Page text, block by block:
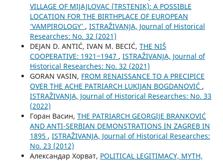
VILLAGE OF MIJAJLOVAC (TRSTENIK): A POSSIBLE
LOCATION FOR THE BIRTHPLACE OF EUROPEAN
‘VAMPIROLOGY’ , ISTRAŽIVANJA, Јournal of Historical
Researches: No. 32 (2021)
DEJAN D. ANTIĆ, IVAN M. BECIĆ, THE NIŠ
COOPERATIVE: 1921‒1947 , ISTRAŽIVANJA, Јournal of
Historical Researches: No. 32 (2021)
GORAN VASIN, FROM RENAISSANCE TO A PRECIPICE
OVER THE ACHE PATRIARCH LUKIJAN BOGDANOVIĆ ,
ISTRAŽIVANJA, Јournal of Historical Researches: No. 33
(2022)
Горан Васин, THE PATRIARCH GEORGIJE BRANKOVIĆ
AND ANTI-SERBIAN DEMONSTRATIONS IN ZAGREB IN
1895 , ISTRAŽIVANJA, Јournal of Historical Researches:
No. 23 (2012)
Александар Хорват, POLITICAL LEGITIMACY, MYTH,